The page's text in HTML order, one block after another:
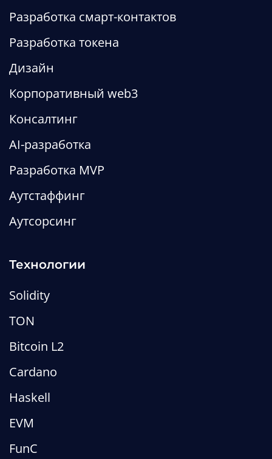
Разработка криптокошелька:
сколько стоит, какую
проще без него
Разработка смарт-контактов
Разработка токена
Дизайн
Корпоративный web3
Консалтинг
AI-разработка
Разработка MVP
Аутстаффинг
Аутсорсинг
Технологии
Solidity
TON
Bitcoin L2
Cardano
Haskell
EVM
FunC